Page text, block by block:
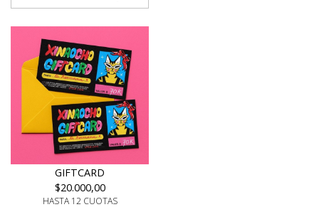
GIFTCARD
$20.000,00
HASTA 12 CUOTAS